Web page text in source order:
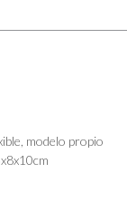
modelo propio